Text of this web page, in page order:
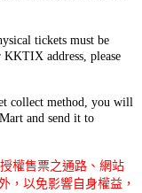
tickets must be
address, please
collect method, you will
and send it to
權售票之通路、網站
，以免影響自身權益，